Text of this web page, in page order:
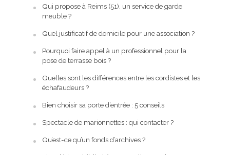
Qui propose à Reims (51), un service de garde
meuble ?
Quel justificatif de domicile pour une association ?
Pourquoi faire appel à un professionnel pour la
pose de terrasse bois ?
Quelles sont les différences entre les cordistes et les
échafaudeurs ?
Bien choisir sa porte d’entrée : 5 conseils
Spectacle de marionnettes : qui contacter ?
Qu’est-ce qu’un fonds d’archives ?